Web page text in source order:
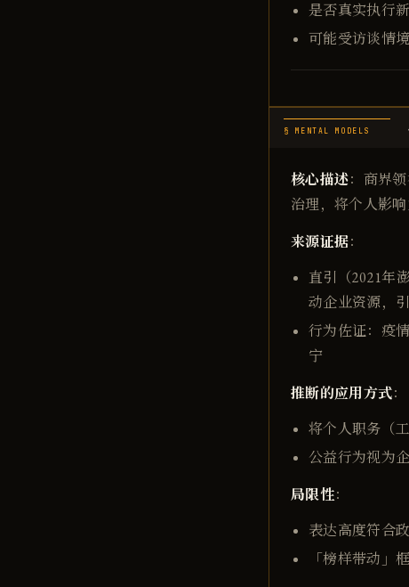
是否真实执行
可能受访谈情
§ MENTAL MODELS
核心描述：商界
治理，将个人影
来源证据：
直引（2021年
动企业资源，
行为佐证：疫
宁
推断的应用方式：
将个人职务（
公益行为视为
局限性：
表达高度符合
「榜样带动」